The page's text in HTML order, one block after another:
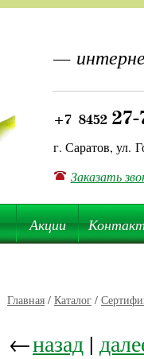
—
+7 845227-
г. Саратов, ул.
Заказать
Акции
Главная / Каталог /
←назад |